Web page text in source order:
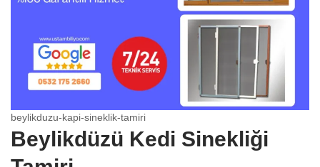
beylikduzu-kapi-sineklik-tamiri
Beylikdüzü Kedi Sinekliği